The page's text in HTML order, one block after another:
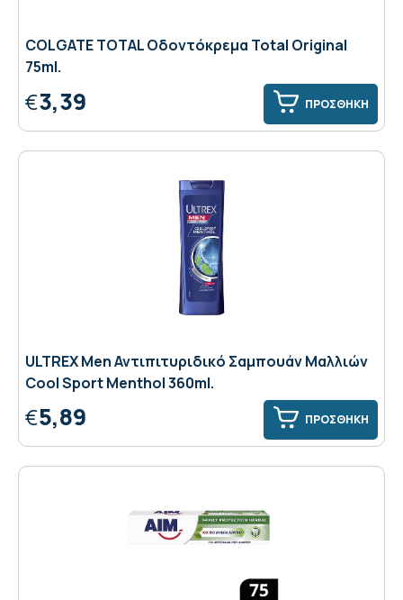
COLGATE TOTAL Οδοντόκρεμα Total Original
75ml.
€3,39 ΠΡΟΣΘΗΚΗ
ULTREX Men Αντιπιτυριδικό Σαμπουάν Μαλλιών
Cool Sport Menthol 360ml.
€5,89 ΠΡΟΣΘΗΚΗ